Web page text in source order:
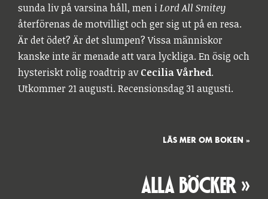
sunda liv på varsina håll, men iLord All Smitey
återförenas de motvilligt och ger sig ut på en resa.
Är det ödet? Är det slumpen? Vissa människor
kanske inte är menade att vara lyckliga. En ösig och
hysteriskt rolig roadtrip avCecilia Vårhed.
Utkommer 21 augusti. Recensionsdag 31 augusti.
LÄS MER OM BOKEN »
ALLA BÖCKER »